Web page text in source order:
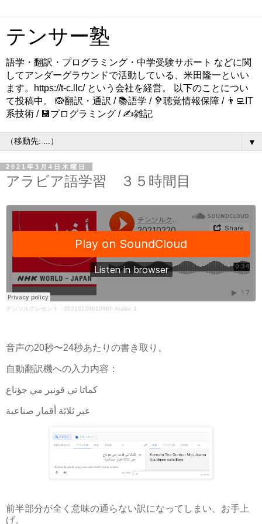
テンサー塾
語学・翻訳・プログラミング・中学受験サポート などに関
してアンダーグラウンドで活動している、米田隆一といい
ます。https://t-c.llc/ という会社を経営。 以下のことについ
て投稿中。 🙉翻訳・通訳 / 📚語学 / 🦻聴覚情報保障 / 👨‍💻IT
系技術 / 💾プログラミング / ✍️雑記
▼
2021年3月4日木曜日
アラビア語学習 ３５時間目
テンソルクレセント · 20210220010000 Arabic 1
音声の20秒〜24秒あたりの書き取り。
自動翻訳機への入力内容：
كماتا تي قونبر مي جؤناع
عبر ثلاثة أقمار صناعية
前半部分が全く意味の通らない訳になってしまい、お手上
げ。